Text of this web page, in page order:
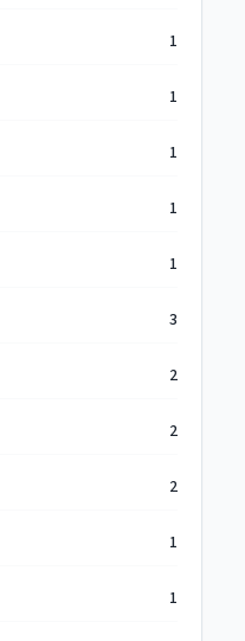
1
1
1
1
1
3
2
2
2
1
1